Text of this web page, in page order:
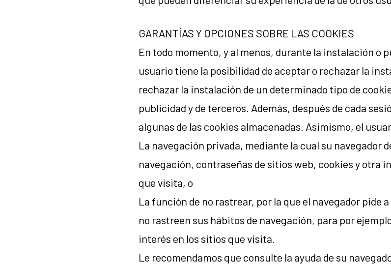
GARANTÍAS Y OPCIONES SOBRE LAS COOKIES
En todo momento, y al menos, durante la instalación o
usuario tiene la posibilidad de aceptar o rechazar la
rechazar la instalación de un determinado tipo de
publicidad y de terceros. Además, después de cada
algunas de las cookies almacenadas. Asimismo, el
La navegación privada, mediante la cual su navegador
navegación, contraseñas de sitios web, cookies y otra
que visita, o
La función de no rastrear, por la que el navegador pide
no rastreen sus hábitos de navegación, para por
interés en los sitios que visita.
Le recomendamos que consulte la ayuda de su